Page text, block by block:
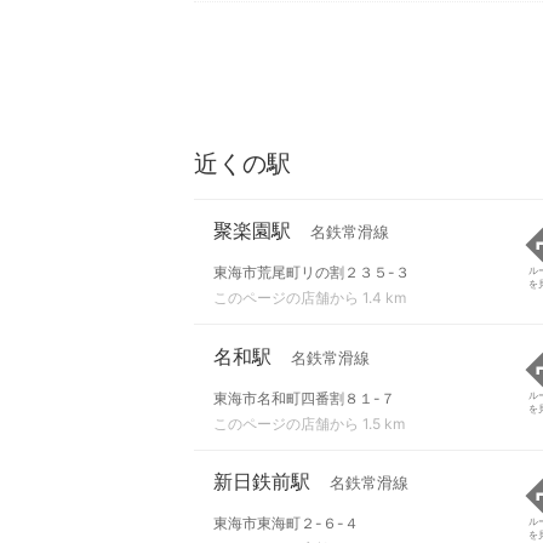
近くの駅
聚楽園駅 名鉄常滑線
東海市荒尾町リの割２３５-３
このページの店舗から 1.4 km
ル
を
名和駅 名鉄常滑線
東海市名和町四番割８１-７
このページの店舗から 1.5 km
ル
を
新日鉄前駅 名鉄常滑線
東海市東海町２-６-４
ル
を